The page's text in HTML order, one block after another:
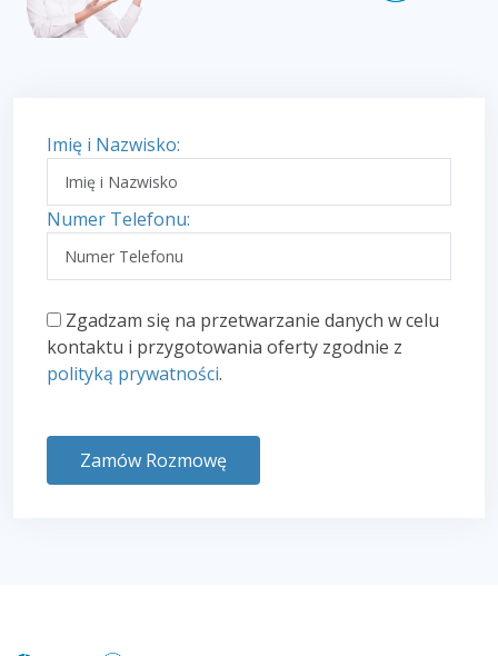
Imię i Nazwisko:
Numer Telefonu:
Zgadzam się na przetwarzanie danych w celu
kontaktu i przygotowania oferty zgodnie z
polityką prywatności.
Zamów Rozmowę